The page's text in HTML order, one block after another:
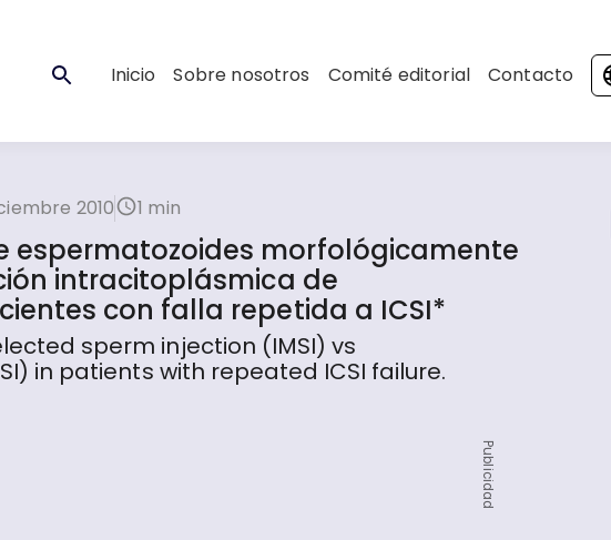
Inicio Sobre nosotros Comité editorial Contacto
2010 1 min
espermatozoides morfológicamente
intracitoplásmica de
con falla repetida a ICSI*
sperm injection (IMSI) vs
in patients with repeated ICSI failure.
Publicidad